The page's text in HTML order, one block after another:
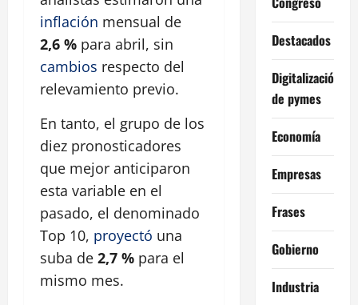
inflación mensual de
2,6 % para abril, sin
cambios respecto del
relevamiento previo.
En tanto, el grupo de los
diez pronosticadores
que mejor anticiparon
esta variable en el
pasado, el denominado
Top 10, proyectó una
suba de 2,7 % para el
mismo mes.
Destacados
Digitalización
de pymes
Economía
Empresas
Frases
Gobierno
Industria